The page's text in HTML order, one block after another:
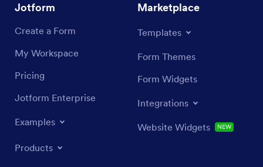
Jotform
Create a Form
My Workspace
Pricing
Jotform Enterprise
Examples
Products
Marketplace
Templates
Form Themes
Form Widgets
Integrations
Website Widgets NEW